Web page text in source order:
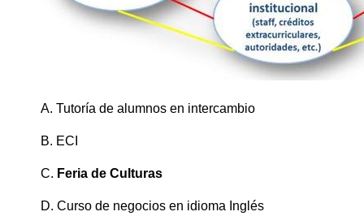
A. Tutoría de alumnos en intercambio
B. ECI
C. Feria de Culturas
D. Curso de negocios en idioma Inglés